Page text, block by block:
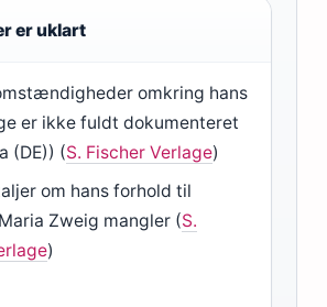
er uklart
omkring hans
er ikke fuldt dokumenteret
(DE)) (S. Fischer Verlage)
om hans forhold til
Zweig mangler (S.
)